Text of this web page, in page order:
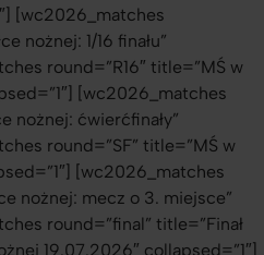
[wc2026_matches
nożnej: 1/16 finału”
round=”R16″ title=”MŚ w
[wc2026_matches
nożnej: ćwierćfinały”
round=”SF” title=”MŚ w
[wc2026_matches
nożnej: mecz o 3. miejsce”
round=”final” title=”Finał
19.07.2026″ collapsed=”1″]